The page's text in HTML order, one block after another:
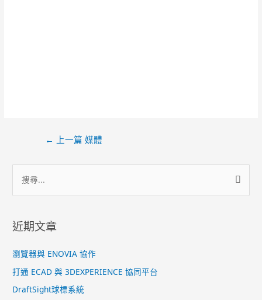
← 上一篇 媒體
鍵
字
:
近期文章
瀏覽器與 ENOVIA 協作
打通 ECAD 與 3DEXPERIENCE 協同平台
DraftSight球標系統